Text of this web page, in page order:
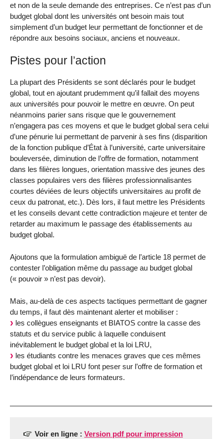
et non de la seule demande des entreprises. Ce n’est pas d’un
budget global dont les universités ont besoin mais tout
simplement d’un budget leur permettant de fonctionner et de
répondre aux besoins sociaux, anciens et nouveaux.
Pistes pour l’action
La plupart des Présidents se sont déclarés pour le budget
global, tout en ajoutant prudemment qu’il fallait des moyens
aux universités pour pouvoir le mettre en œuvre. On peut
néanmoins parier sans risque que le gouvernement
n’engagera pas ces moyens et que le budget global sera celui
d’une pénurie lui permettant de parvenir à ses fins (disparition
de la fonction publique d’État à l’université, carte universitaire
bouleversée, diminution de l’offre de formation, notamment
dans les filières longues, orientation massive des jeunes des
classes populaires vers des filières professionnalisantes
courtes déviées de leurs objectifs universitaires au profit de
ceux du patronat, etc.). Dès lors, il faut mettre les Présidents
et les conseils devant cette contradiction majeure et tenter de
retarder au maximum le passage des établissements au
budget global.
Ajoutons que la formulation ambiguë de l’article 18 permet de
contester l’obligation même du passage au budget global
(« pouvoir » n’est pas devoir).
Mais, au-delà de ces aspects tactiques permettant de gagner
du temps, il faut dès maintenant alerter et mobiliser :
les collègues enseignants et BIATOS contre la casse des
statuts et du service public à laquelle conduisent
inévitablement le budget global et la loi LRU,
les étudiants contre les menaces graves que ces mêmes
budget global et loi LRU font peser sur l’offre de formation et
l’indépendance de leurs formateurs.
Voir en ligne : Version pdf pour impression